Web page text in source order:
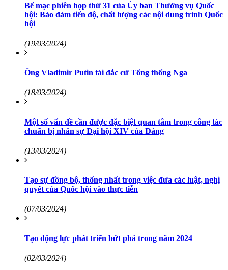
Bế mạc phiên họp thứ 31 của Ủy ban Thường vụ Quốc
hội: Bảo đảm tiến độ, chất lượng các nội dung trình Quốc
hội
(19/03/2024)
Ông Vladimir Putin tái đắc cử Tổng thống Nga
(18/03/2024)
Một số vấn đề cần được đặc biệt quan tâm trong công tác
chuẩn bị nhân sự Đại hội XIV của Đảng
(13/03/2024)
Tạo sự đồng bộ, thống nhất trong việc đưa các luật, nghị
quyết của Quốc hội vào thực tiễn
(07/03/2024)
Tạo động lực phát triển bứt phá trong năm 2024
(02/03/2024)